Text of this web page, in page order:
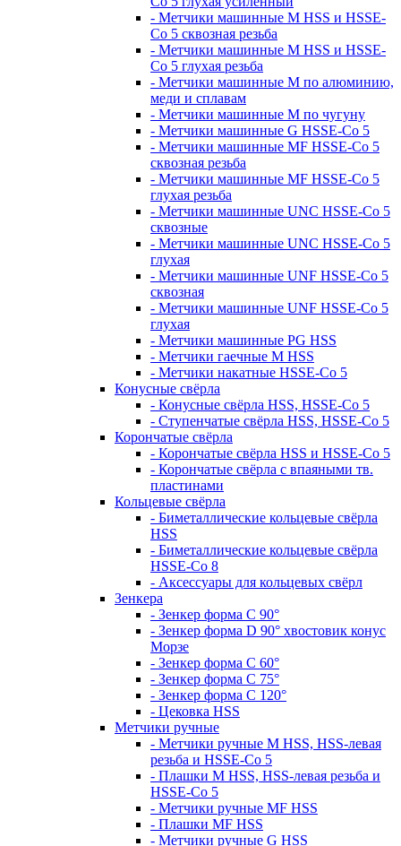
- Метчики машинные M HSS и HSSE-
Co 5 сквозная резьба
- Метчики машинные M HSS и HSSE-
Co 5 глухая резьба
- Метчики машинные M по алюминию,
меди и сплавам
- Метчики машинные M по чугуну
- Метчики машинные G HSSE-Co 5
- Метчики машинные MF HSSE-Co 5
сквозная резьба
- Метчики машинные MF HSSE-Co 5
глухая резьба
- Метчики машинные UNC HSSE-Co 5
сквозные
- Метчики машинные UNC HSSE-Co 5
глухая
- Метчики машинные UNF HSSE-Co 5
сквозная
- Метчики машинные UNF HSSE-Co 5
глухая
- Метчики машинные PG HSS
- Метчики гаечные M HSS
- Метчики накатные HSSE-Co 5
Конусные свёрла
- Конусные свёрла HSS, HSSE-Co 5
- Ступенчатые свёрла HSS, HSSE-Co 5
Корончатые свёрла
- Корончатые свёрла HSS и HSSE-Co 5
- Корончатые свёрла с впаяными тв.
пластинами
Кольцевые свёрла
- Биметаллические кольцевые свёрла
HSS
- Биметаллические кольцевые свёрла
HSSE-Co 8
- Аксессуары для кольцевых свёрл
Зенкера
- Зенкер форма С 90°
- Зенкер форма D 90° хвостовик конус
Морзе
- Зенкер форма С 60°
- Зенкер форма С 75°
- Зенкер форма С 120°
- Цековка HSS
Метчики ручные
- Метчики ручные M HSS, HSS-левая
резьба и HSSE-Co 5
- Плашки M HSS, HSS-левая резьба и
HSSE-Co 5
- Метчики ручные MF HSS
- Плашки MF HSS
- Метчики ручные G HSS